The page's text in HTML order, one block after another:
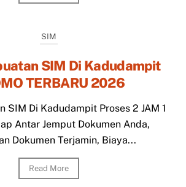
SIM
SIM Di Kadudampit
TERBARU 2026
SIM Di Kadudampit Proses 2 JAM 1
Antar Jemput Dokumen Anda,
Dokumen Terjamin, Biaya...
Read More